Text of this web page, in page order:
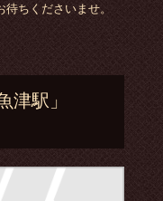
ちくださいませ。
津駅」